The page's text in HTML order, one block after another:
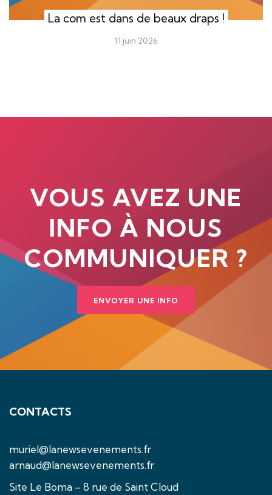
La com est dans de beaux draps !
11 juin 2026
VOUS AVEZ UNE
INFO À NOUS
COMMUNIQUER ?
ENVOYER UNE INFO
CONTACTS
muriel@lanewsevenements.fr
arnaud@lanewsevenements.fr
Site Le Boma – 8 rue de Saint Cloud